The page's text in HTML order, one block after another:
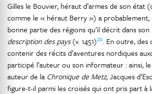
Gilles le Bouvier, héraut d’armes de son état
comme le « héraut Berry ») a probablement,
bonne partie des régions qu’il décrit dans son
description des pays(v. 1451)20. En outre, des
contenir des récits d’aventures nordiques
participé l’auteur ou son informateur : ainsi,
auteur de la Chronique de Metz, Jacques
figure-t-il parmi les croisés qui ont pris part à